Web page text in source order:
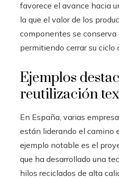
favorece el avance hacia
la que el valor de los
componentes se
permitiendo cerrar su ciclo
Ejemplos
reutilización
En España, varias
están liderando el camino
ejemplo notable es el
que ha desarrollado una
hilos reciclados de alta